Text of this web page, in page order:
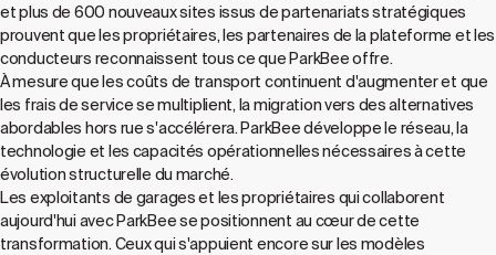
et plus de 600 nouveaux sites issus de partenariats stratégiques
prouvent que les propriétaires, les partenaires de la plateforme et les
conducteurs reconnaissent tous ce que ParkBee offre.
À mesure que les coûts de transport continuent d'augmenter et que
les frais de service se multiplient, la migration vers des alternatives
abordables hors rue s'accélérera. ParkBee développe le réseau, la
technologie et les capacités opérationnelles nécessaires à cette
évolution structurelle du marché.
Les exploitants de garages et les propriétaires qui collaborent
aujourd'hui avec ParkBee se positionnent au cœur de cette
transformation. Ceux qui s'appuient encore sur les modèles